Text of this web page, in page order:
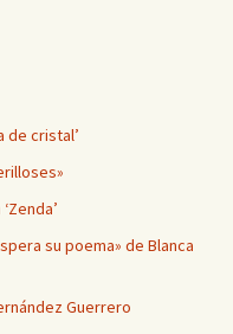
de cristal’
su poema» de Blanca
Guerrero